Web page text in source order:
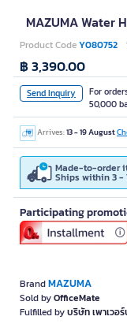
MAZUMA Water
Product CodeY080752
BrandMAZUMA
Sold byOfficeMate
Fulfilled byบริษัท เพาเวอ
Send Inquiry
For
50,000
Arrives:13 - 19 August
Made-to-order
Ships within 3 -
฿ 3,390.00
Participating